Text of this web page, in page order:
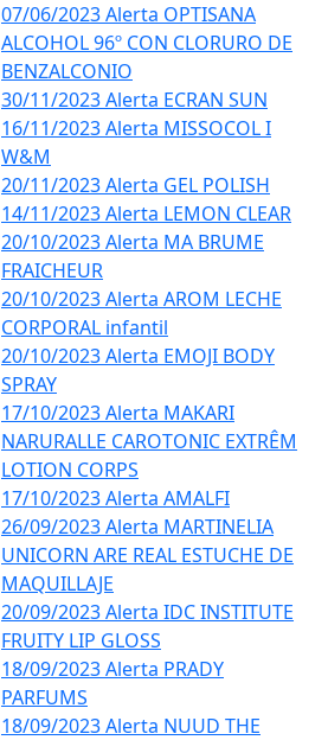
07/06/2023 Alerta OPTISANA
ALCOHOL 96º CON CLORURO DE
BENZALCONIO
30/11/2023 Alerta ECRAN SUN
16/11/2023 Alerta MISSOCOL I
W&M
20/11/2023 Alerta GEL POLISH
14/11/2023 Alerta LEMON CLEAR
20/10/2023 Alerta MA BRUME
FRAICHEUR
20/10/2023 Alerta AROM LECHE
CORPORAL infantil
20/10/2023 Alerta EMOJI BODY
SPRAY
17/10/2023 Alerta MAKARI
NARURALLE CAROTONIC EXTRÊM
LOTION CORPS
17/10/2023 Alerta AMALFI
26/09/2023 Alerta MARTINELIA
UNICORN ARE REAL ESTUCHE DE
MAQUILLAJE
20/09/2023 Alerta IDC INSTITUTE
FRUITY LIP GLOSS
18/09/2023 Alerta PRADY
PARFUMS
18/09/2023 Alerta NUUD THE